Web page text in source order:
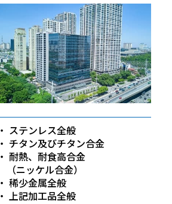
・ ステンレス全般
・ チタン及びチタン合金
・ 耐熱、耐食高合金
（ニッケル合金）
・ 稀少金属全般
・ 上記加工品全般